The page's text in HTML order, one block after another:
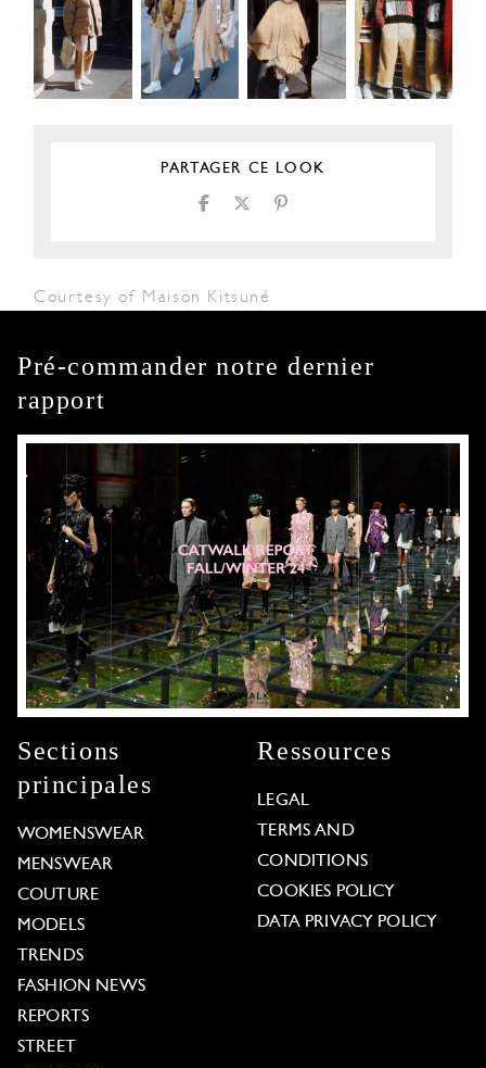
PARTAGER CE LOOK
Courtesy of Maison Kitsuné
Pré-commander notre dernier
rapport
Sections
principales
WOMENSWEAR
MENSWEAR
COUTURE
MODELS
TRENDS
FASHION NEWS
REPORTS
STREET
Ressources
LEGAL
TERMS AND
CONDITIONS
COOKIES POLICY
DATA PRIVACY POLICY